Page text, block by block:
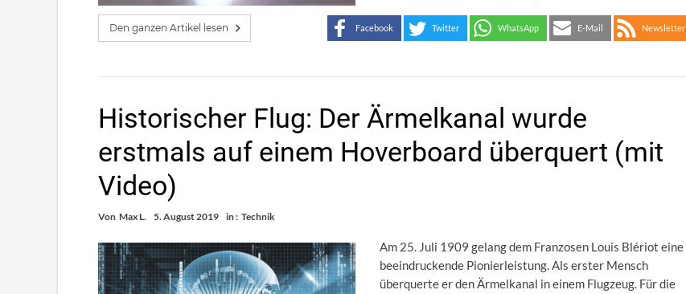
Den ganzen Artikel lesen Facebook Twitter WhatsApp E-Mail Newsletter
Historischer Flug: Der Ärmelkanal wurde
erstmals auf einem Hoverboard überquert (mit
Video)
Von Max L. 5. August 2019 in : Technik
Am 25. Juli 1909 gelang dem Franzosen Louis Blériot eine
beeindruckende Pionierleistung. Als erster Mensch
überquerte er den Ärmelkanal in einem Flugzeug. Für die